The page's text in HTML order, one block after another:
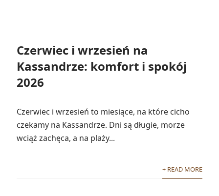
Czerwiec i wrzesień na
Kassandrze: komfort i spokój
2026
Czerwiec i wrzesień to miesiące, na które cicho
czekamy na Kassandrze. Dni są długie, morze
wciąż zachęca, a na plaży...
+ READ MORE